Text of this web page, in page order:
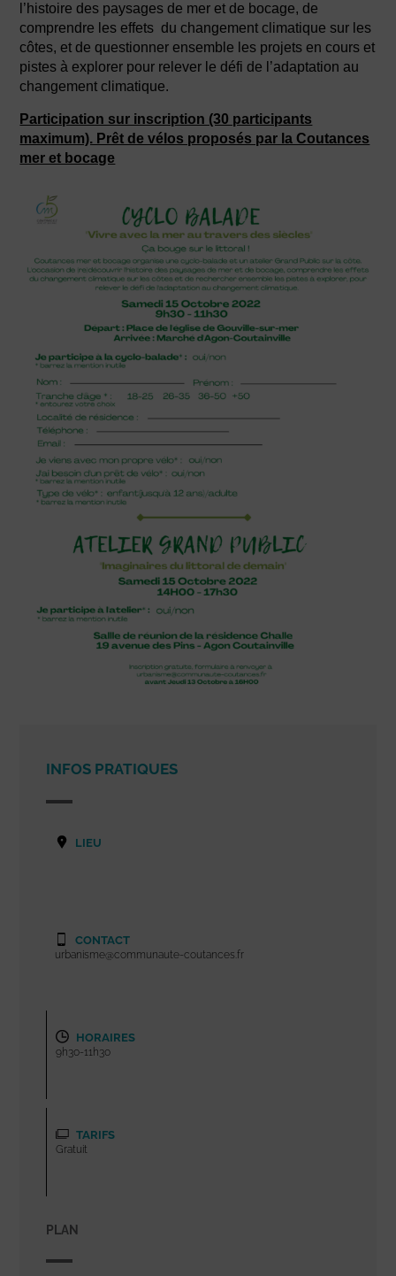
l’histoire des paysages de mer et de bocage, de
comprendre les effets du changement climatique sur les
côtes, et de questionner ensemble les projets en cours et
pistes à explorer pour relever le défi de l’adaptation au
changement climatique.
Participation sur inscription (30 participants
maximum). Prêt de vélos proposés par la Coutances
mer et bocage
INFOS PRATIQUES
LIEU
CONTACT
urbanisme@communaute-coutances.fr
HORAIRES
9h30-11h30
TARIFS
Gratuit
PLAN